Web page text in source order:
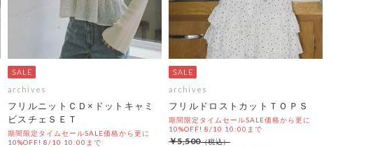
archives
フリルニットＣＤ×ドットキャミ
ビスチェＳＥＴ
期間限定タイムセールSALE価格から更に
10%OFF! 8/10 10:00まで
archives
フリルドロストカットＴＯＰＳ
期間限定タイムセールSALE価格から更に
10%OFF! 8/10 10:00まで
￥5,500